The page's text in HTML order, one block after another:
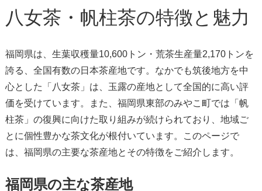
八女茶・帆柱茶の特徴と魅力
福岡県は、生葉収穫量10,600トン・荒茶生産量2,170トンを
誇る、全国有数の日本茶産地です。なかでも筑後地方を中
心とした「八女茶」は、玉露の産地として全国的に高い評
価を受けています。また、福岡県東部のみやこ町では「帆
柱茶」の復興に向けた取り組みが続けられており、地域ご
とに個性豊かな茶文化が根付いています。このページで
は、福岡県の主要な茶産地とその特徴をご紹介します。
福岡県の主な茶産地